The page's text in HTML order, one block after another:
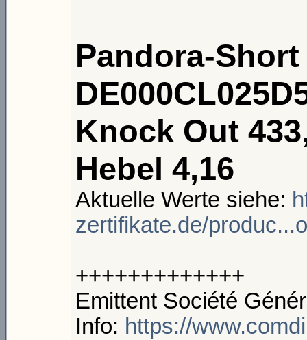
Pandora-
Knock Out
Hebel 4,16
Aktuelle Werte siehe:
zertifikate.de/
+++++++++++++
Emittent Société
Info: https://